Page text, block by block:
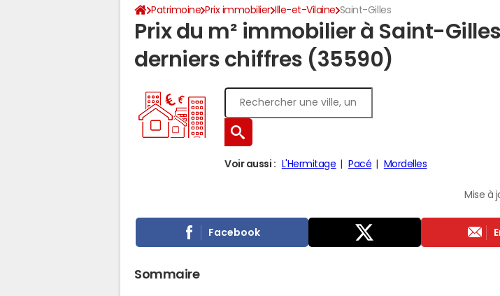
Patrimoine Prix immobilier Ille-et-Vilaine Saint-Gilles
Prix du m² immobilier à Saint-
derniers chiffres (35590)
Voir aussi : L'Hermitage Pacé Mordelles
Mise à
Facebook
Sommaire